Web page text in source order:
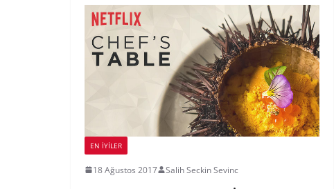
EN İYILER
18 Ağustos 2017 Salih Seckin Sevinc